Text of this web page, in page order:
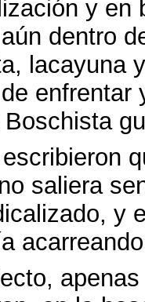
y en
dentro
lacayuna
enfrentar
saliera
y